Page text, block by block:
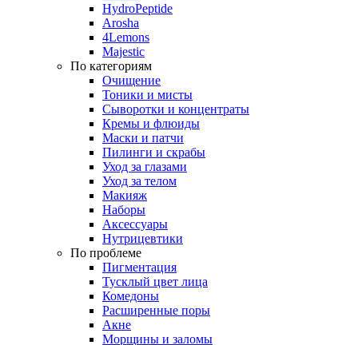
HydroPeptide
Arosha
4Lemons
Majestic
По категориям
Очищение
Тоники и мисты
Сыворотки и концентраты
Кремы и флюиды
Маски и патчи
Пилинги и скрабы
Уход за глазами
Уход за телом
Макияж
Наборы
Аксессуары
Нутрицевтики
По проблеме
Пигментация
Тусклый цвет лица
Комедоны
Расширенные поры
Акне
Морщины и заломы